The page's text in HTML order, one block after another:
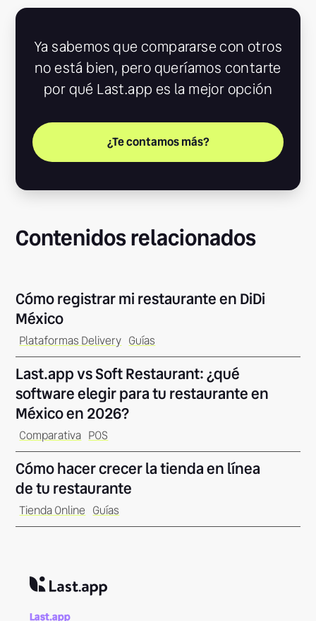
Ya sabemos que compararse con otros
no está bien, pero queríamos contarte
por qué Last.app es la mejor opción
¿Te contamos más?
Contenidos relacionados
Cómo registrar mi restaurante en DiDi
México
Plataformas Delivery Guías
Last.app vs Soft Restaurant: ¿qué
software elegir para tu restaurante en
México en 2026?
Comparativa POS
Cómo hacer crecer la tienda en línea
de tu restaurante
Tienda Online Guías
Last.app